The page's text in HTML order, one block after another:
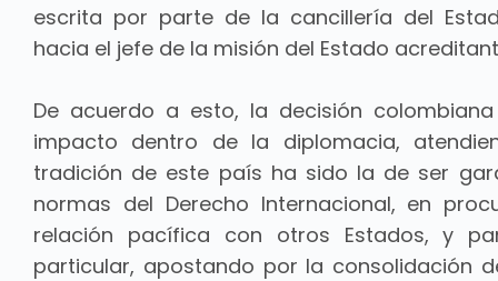
escrita por parte de la cancillería del
hacia el jefe de la misión del Estado
De acuerdo a esto, la decisión
impacto dentro de la diplomacia,
tradición de este país ha sido la de ser
normas del Derecho Internacional, en
relación pacífica con otros Estados, y
particular, apostando por la consolidación